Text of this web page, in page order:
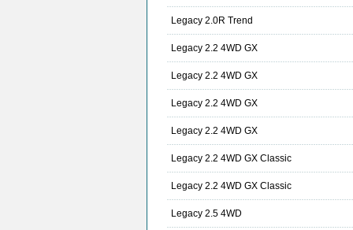
Legacy 2.0R Trend
Legacy 2.2 4WD GX
Legacy 2.2 4WD GX
Legacy 2.2 4WD GX
Legacy 2.2 4WD GX
Legacy 2.2 4WD GX Classic
Legacy 2.2 4WD GX Classic
Legacy 2.5 4WD